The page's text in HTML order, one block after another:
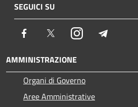
SEGUICI SU
Facebook TwitterInstagram
AMMINISTRAZIONE
Organi di Governo
Aree Amministrative